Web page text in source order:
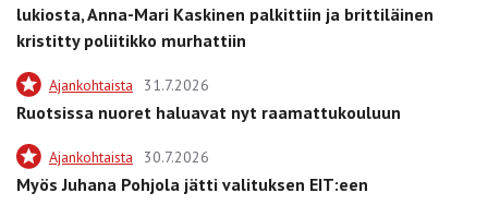
lukiosta, Anna-Mari Kaskinen palkittiin ja brittiläinen
kristitty poliitikko murhattiin
Ajankohtaista 31.7.2026
Ruotsissa nuoret haluavat nyt raamattukouluun
Ajankohtaista 30.7.2026
Myös Juhana Pohjola jätti valituksen EIT:een